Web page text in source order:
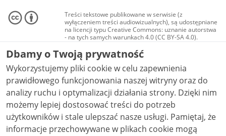
Treści tekstowe publikowane w serwisie (z
wyłączeniem treści audiowizualnych), są udostępniane
na licencji typu Creative Commons: uznanie autorstwa
- na tych samych warunkach 4.0 (CC BY-SA 4.0).
Materiały audiowizualne, w tym zdjęcia, materiały
audio i wideo, są udostępniane na licencji typu
Creative Commons: uznanie autorstwa użycie
niekomercyjne - bez utworów zależnych 4.0 (CC BY-
NC-ND 4.0), o ile nie jest to stwierdzone inaczej.
Dbamy o Twoją prywatność
Wykorzystujemy pliki cookie w celu zapewnienia
prawidłowego funkcjonowania naszej witryny oraz do
analizy ruchu i optymalizacji działania strony. Dzięki nim
możemy lepiej dostosować treści do potrzeb
użytkowników i stale ulepszać nasze usługi. Pamiętaj, że
informacje przechowywane w plikach cookie mogą